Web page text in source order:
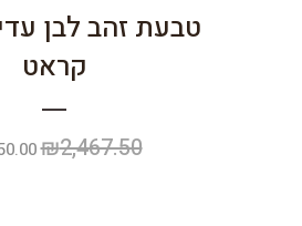
קראט
₪2,467.50